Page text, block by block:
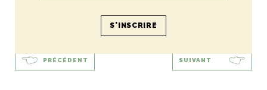
PRÉCÉDENT SUIVANT